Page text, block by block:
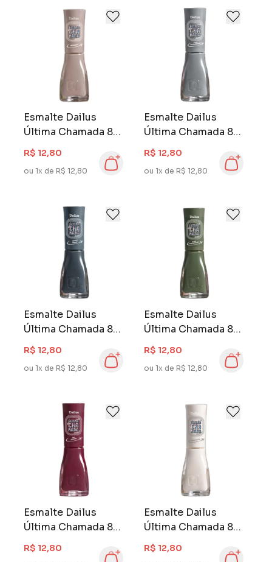
Esmalte Dailus
Última Chamada 8
ml Só Janela
R$ 12,80
ou 1x de R$ 12,80
Esmalte Dailus
Última Chamada 8
ml Sem Turbulência
R$ 12,80
ou 1x de R$ 12,80
Esmalte Dailus
Última Chamada 8
ml Quase Fiquei
R$ 12,80
ou 1x de R$ 12,80
Esmalte Dailus
Última Chamada 8
ml Mala Extraviada
R$ 12,80
ou 1x de R$ 12,80
Esmalte Dailus
Última Chamada 8
ml Fui taxada
R$ 12,80
Esmalte Dailus
Última Chamada 8
ml Bateria 1%
R$ 12,80